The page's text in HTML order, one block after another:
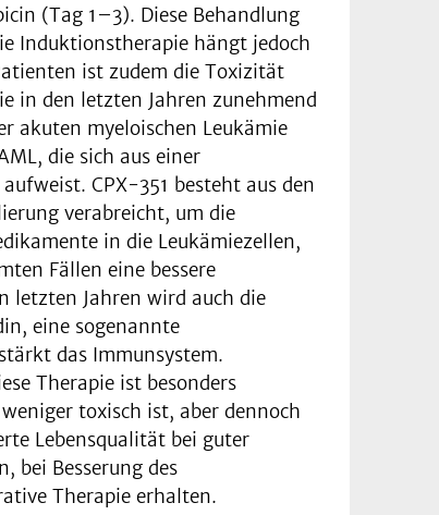
(Tag 1–3). Diese Behandlung
Induktionstherapie hängt jedoch
ist zudem die Toxizität
in den letzten Jahren zunehmend
akuten myeloischen Leukämie
die sich aus einer
CPX-351 besteht aus den
verabreicht, um die
in die Leukämiezellen,
Fällen eine bessere
letzten Jahren wird auch die
eine sogenannte
das Immunsystem.
Therapie ist besonders
toxisch ist, aber dennoch
Lebensqualität bei guter
bei Besserung des
Therapie erhalten.